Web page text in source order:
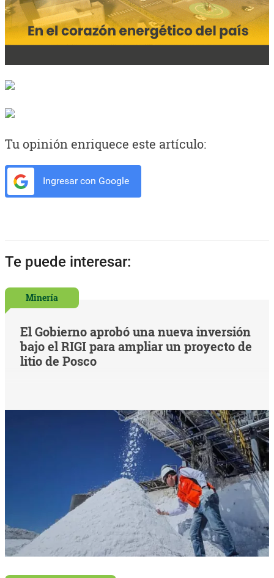
Tu opinión enriquece este artículo:
Ingresar con Google
Te puede interesar:
Minería
El Gobierno aprobó una nueva inversión
bajo el RIGI para ampliar un proyecto de
litio de Posco